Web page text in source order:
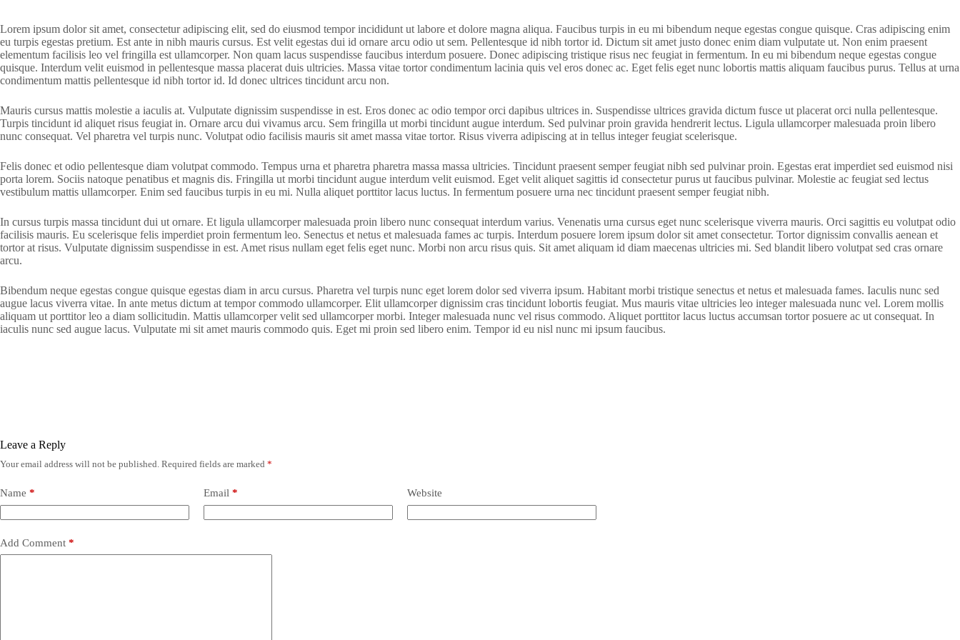
Lorem ipsum dolor sit amet, consectetur adipiscing elit, sed do eiusmod tempor incididunt ut labore et dolore magna aliqua. Faucibus turpis in eu mi bibendum neque egestas congue quisque. Cras adipiscing enim
eu turpis egestas pretium. Est ante in nibh mauris cursus. Est velit egestas dui id ornare arcu odio ut sem. Pellentesque id nibh tortor id. Dictum sit amet justo donec enim diam vulputate ut. Non enim praesent
elementum facilisis leo vel fringilla est ullamcorper. Non quam lacus suspendisse faucibus interdum posuere. Donec adipiscing tristique risus nec feugiat in fermentum. In eu mi bibendum neque egestas congue
quisque. Interdum velit euismod in pellentesque massa placerat duis ultricies. Massa vitae tortor condimentum lacinia quis vel eros donec ac. Eget felis eget nunc lobortis mattis aliquam faucibus purus. Tellus at urna
condimentum mattis pellentesque id nibh tortor id. Id donec ultrices tincidunt arcu non.
Mauris cursus mattis molestie a iaculis at. Vulputate dignissim suspendisse in est. Eros donec ac odio tempor orci dapibus ultrices in. Suspendisse ultrices gravida dictum fusce ut placerat orci nulla pellentesque.
Turpis tincidunt id aliquet risus feugiat in. Ornare arcu dui vivamus arcu. Sem fringilla ut morbi tincidunt augue interdum. Sed pulvinar proin gravida hendrerit lectus. Ligula ullamcorper malesuada proin libero
nunc consequat. Vel pharetra vel turpis nunc. Volutpat odio facilisis mauris sit amet massa vitae tortor. Risus viverra adipiscing at in tellus integer feugiat scelerisque.
Felis donec et odio pellentesque diam volutpat commodo. Tempus urna et pharetra pharetra massa massa ultricies. Tincidunt praesent semper feugiat nibh sed pulvinar proin. Egestas erat imperdiet sed euismod nisi
porta lorem. Sociis natoque penatibus et magnis dis. Fringilla ut morbi tincidunt augue interdum velit euismod. Eget velit aliquet sagittis id consectetur purus ut faucibus pulvinar. Molestie ac feugiat sed lectus
vestibulum mattis ullamcorper. Enim sed faucibus turpis in eu mi. Nulla aliquet porttitor lacus luctus. In fermentum posuere urna nec tincidunt praesent semper feugiat nibh.
In cursus turpis massa tincidunt dui ut ornare. Et ligula ullamcorper malesuada proin libero nunc consequat interdum varius. Venenatis urna cursus eget nunc scelerisque viverra mauris. Orci sagittis eu volutpat odio
facilisis mauris. Eu scelerisque felis imperdiet proin fermentum leo. Senectus et netus et malesuada fames ac turpis. Interdum posuere lorem ipsum dolor sit amet consectetur. Tortor dignissim convallis aenean et
tortor at risus. Vulputate dignissim suspendisse in est. Amet risus nullam eget felis eget nunc. Morbi non arcu risus quis. Sit amet aliquam id diam maecenas ultricies mi. Sed blandit libero volutpat sed cras ornare
arcu.
Bibendum neque egestas congue quisque egestas diam in arcu cursus. Pharetra vel turpis nunc eget lorem dolor sed viverra ipsum. Habitant morbi tristique senectus et netus et malesuada fames. Iaculis nunc sed
augue lacus viverra vitae. In ante metus dictum at tempor commodo ullamcorper. Elit ullamcorper dignissim cras tincidunt lobortis feugiat. Mus mauris vitae ultricies leo integer malesuada nunc vel. Lorem mollis
aliquam ut porttitor leo a diam sollicitudin. Mattis ullamcorper velit sed ullamcorper morbi. Integer malesuada nunc vel risus commodo. Aliquet porttitor lacus luctus accumsan tortor posuere ac ut consequat. In
iaculis nunc sed augue lacus. Vulputate mi sit amet mauris commodo quis. Eget mi proin sed libero enim. Tempor id eu nisl nunc mi ipsum faucibus.
Leave a Reply
Your email address will not be published. Required fields are marked *
Name * Email * Website
Add Comment *